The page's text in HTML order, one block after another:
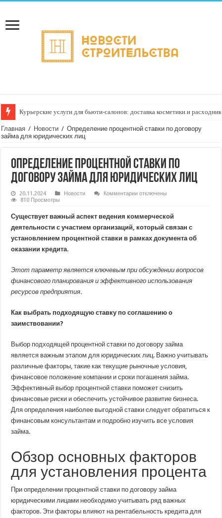
Курьерские услуги для бьюти‑салонов: доставка косметики и
Как организовать доставку срочных запчастей для авто: пошаговое
Главная / Новости / Определение процентной ставки по договору
займа для юридических лиц
Определение процентной ставки по
договору займа для юридических лиц
20.11.2024 Новости Комментариик
ставки
по
договору
займа
отключены
810 Просмотры
Существует важный аспект ведения коммерческой
деятельности с участием организаций, который связан с
установлением процентной ставки в рамках документа об
оказании кредита.
Этот параметр является ключевым при обсуждении вопросов
финансового планирования и эффективного использования
ресурсов предприятия.
Как выбрать подходящую ставку по соглашению о
заимствовании?
Выбор подходящей процентной ставки по договору займа
является важным этапом для юридических лиц. Важно учитывать
различные факторы, такие как текущие рыночные условия,
финансовое положение компании и сроки погашения займа.
Эффективный выбор процентной ставки поможет снизить
финансовые риски и обеспечить устойчивое развитие бизнеса.
Для определения наиболее выгодной ставки следует обратиться к
финансовым консультантам и подробно изучить все условия
займа.
Обзор основных факторов
для установления процента
При определении процентной ставки по договору займа
юридическими лицами необходимо учитывать ряд важных
факторов. Эти факторы влияют на рентабельность кредита для